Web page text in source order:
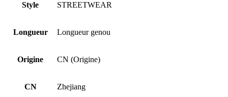
Style STREETWEAR
Longueur Longueur genou
Origine CN (Origine)
CN Zhejiang